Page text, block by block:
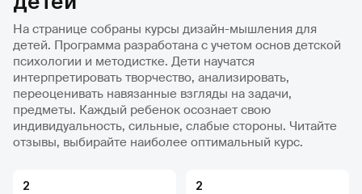
На странице собраны курсы дизайн-мышления для
детей. Программа разработана с учетом основ детской
психологии и методистке. Дети научатся
интерпретировать творчество, анализировать,
переоценивать навязанные взгляды на задачи,
предметы. Каждый ребенок осознает свою
индивидуальность, сильные, слабые стороны. Читайте
отзывы, выбирайте наиболее оптимальный курс.
2 2